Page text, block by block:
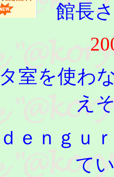
館長
室を使わ
え
ｅｎｇｕ
て